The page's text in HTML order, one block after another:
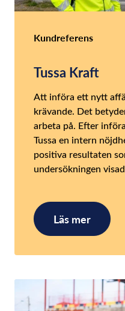
Kundreferens
Tussa Kraft
Att införa ett nytt
krävande. Det
arbeta på. Efter
Tussa en intern
positiva resultaten
undersökningen
Läs mer